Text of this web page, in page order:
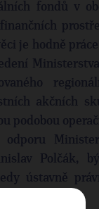
fondů v
je hodně
akčních
podobou
Polčák,
ústavně